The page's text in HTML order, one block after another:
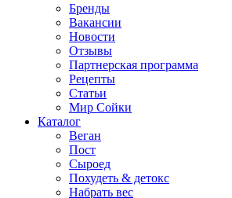
Бренды
Вакансии
Новости
Отзывы
Партнерская программа
Рецепты
Статьи
Мир Сойки
Каталог
Веган
Пост
Сыроед
Похудеть & детокс
Набрать вес